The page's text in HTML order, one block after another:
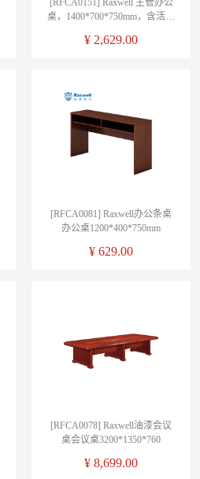
[RFCA0151] Raxwell 主管办公
桌，1400*700*750mm，含活动
¥ 2,629.00
[RFCA0081] Raxwell办公条桌
办公桌1200*400*750mm
¥629.00
[RFCA0078] Raxwell油漆会议
桌会议桌3200*1350*760
¥8,699.00